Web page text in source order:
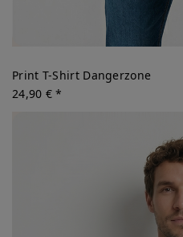
Print T-Shirt Dangerzone
24,90 € *